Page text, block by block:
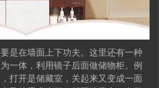
是在墙面上下功夫。这里还有一种
一体，利用镜子后面做储物柜。例
打开是储藏室，关起来又变成一面